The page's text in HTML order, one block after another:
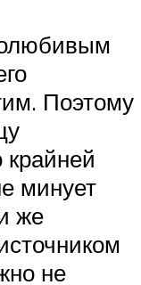
Поэтому
крайней
минует
же
не